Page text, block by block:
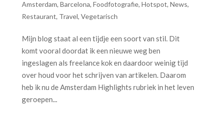
Amsterdam, Barcelona, Foodfotografie, Hotspot, News,
Restaurant, Travel, Vegetarisch
Mijn blog staat al een tijdje een soort van stil. Dit
komt vooral doordat ik een nieuwe weg ben
ingeslagen als freelance kok en daardoor weinig tijd
over houd voor het schrijven van artikelen. Daarom
heb ik nu de Amsterdam Highlights rubriek in het leven
geroepen...